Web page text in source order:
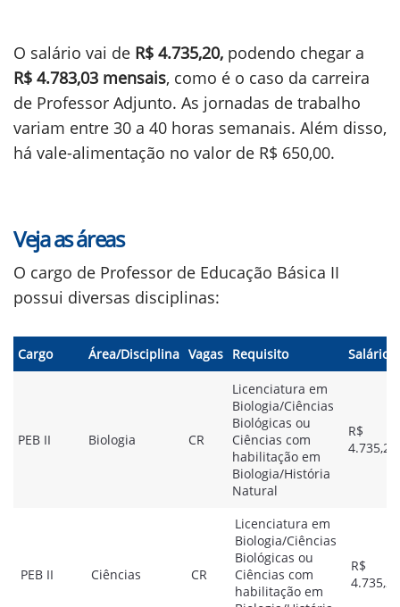
O salário vai de R$ 4.735,20, podendo chegar a
R$ 4.783,03 mensais, como é o caso da carreira
de Professor Adjunto. As jornadas de trabalho
variam entre 30 a 40 horas semanais. Além disso,
há vale-alimentação no valor de R$ 650,00.
Veja as áreas
O cargo de Professor de Educação Básica II
possui diversas disciplinas:
Cargo Área/Disciplina Vagas Requisito Salário
PEB II Biologia CR
Licenciatura em
Biologia/Ciências
Biológicas ou
Ciências com
habilitação em
Biologia/História
Natural
R$
4.735,20
PEB II Ciências CR
Licenciatura em
Biologia/Ciências
Biológicas ou
Ciências com
habilitação em
R$
4.735,20